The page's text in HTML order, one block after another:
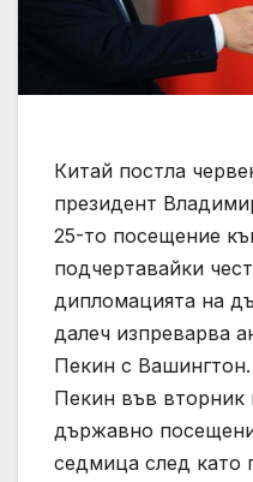
Китай постла
президент
25-то посещение
подчертавайки
дипломацията на
далеч изпреварва
Пекин с
Пекин във вторник
държавно
седмица след